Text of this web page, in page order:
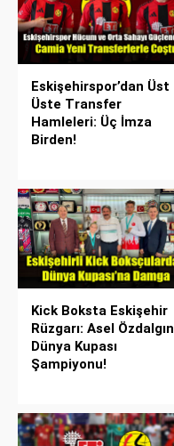
Eskişehirspor’dan Üst
Üste Transfer
Hamleleri: Üç İmza
Birden!
Kick Boksta Eskişehir
Rüzgarı: Asel Özdalgın
Dünya Kupası
Şampiyonu!